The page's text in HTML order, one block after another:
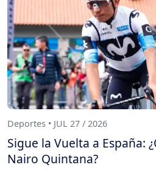
Deportes • JUL 27 / 2026
Sigue la Vuelta a España:
Nairo Quintana?